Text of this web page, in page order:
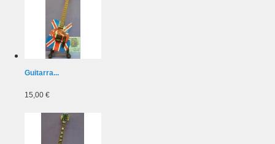
Guitarra...
15,00 €